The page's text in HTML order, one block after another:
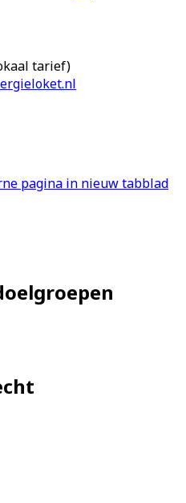
tarief)
pagina in nieuw tabblad